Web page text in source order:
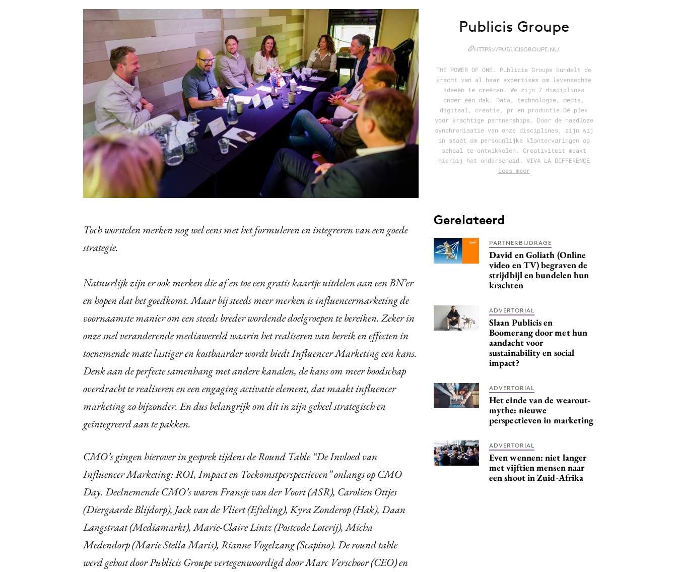
Martech
Toch worstelen merken nog wel eens met het formuleren en integreren van een goede
strategie.
Natuurlijk zijn er ook merken die af en toe een gratis kaartje uitdelen aan een BN’er
en hopen dat het goedkomt. Maar bij steeds meer merken is influencermarketing de
voornaamste manier om een steeds breder wordende doelgroepen te bereiken. Zeker in
onze snel veranderende mediawereld waarin het realiseren van bereik en effecten in
toenemende mate lastiger en kostbaarder wordt biedt Influencer Marketing een kans.
Denk aan de perfecte samenhang met andere kanalen, de kans om meer boodschap
overdracht te realiseren en een engaging activatie element, dat maakt influencer
marketing zo bijzonder. En dus belangrijk om dit in zijn geheel strategisch en
geïntegreerd aan te pakken.
CMO’s gingen hierover in gesprek tijdens de Round Table “De Invloed van
Influencer Marketing: ROI, Impact en Toekomstperspectieven” onlangs op CMO
Day. Deelnemende CMO’s waren Fransje van der Voort (ASR), Carolien Ottjes
(Diergaarde Blijdorp), Jack van de Vliert (Efteling), Kyra Zonderop (Hak), Daan
Langstraat (Mediamarkt), Marie-Claire Lintz (Postcode Loterij), Micha
Medendorp (Marie Stella Maris), Rianne Vogelzang (Scapino). De round table
werd gehost door Publicis Groupe vertegenwoordigd door Marc Verschoor (CEO) en
Publicis Groupe
HTTPS://PUBLICISGROUPE.NL/
THE POWER OF ONE. Publicis Groupe bundelt de
kracht van al haar expertises om levensechte
ideeën te creëren. We zijn 7 disciplines
onder één dak. Data, technologie, media,
digitaal, creatie, pr en productie.Dé plek
voor krachtige partnerships. Door de naadloze
synchronisatie van onze disciplines, zijn wij
in staat om persoonlijke klantervaringen op
schaal te ontwikkelen. Creativiteit maakt
hierbij het onderscheid. VIVA LA DIFFERENCE
Lees meer
Gerelateerd
PARTNERBIJDRAGE
David en Goliath (Online
video en TV) begraven de
strijdbijl en bundelen hun
krachten
ADVERTORIAL
Slaan Publicis en
Boomerang door met hun
aandacht voor
sustainability en social
impact?
ADVERTORIAL
Het einde van de wearout-
mythe: nieuwe
perspectieven in marketing
ADVERTORIAL
Even wennen: niet langer
met vijftien mensen naar
een shoot in Zuid-Afrika